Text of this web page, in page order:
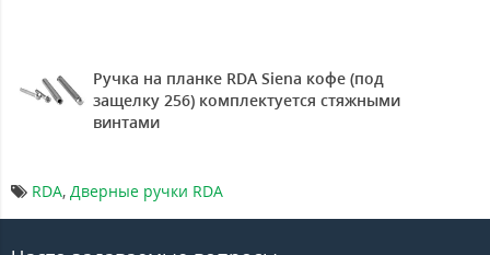
Ручка на планке RDA Siena кофе (под
защелку 256) комплектуется стяжными
винтами
RDA, Дверные ручки RDA